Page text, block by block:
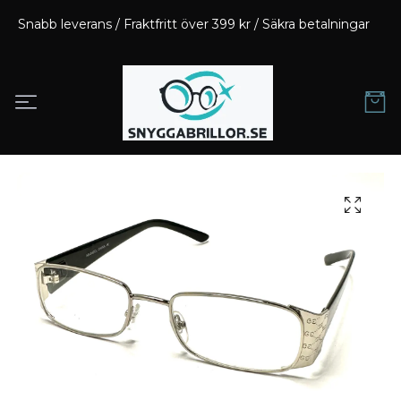
Snabb leverans / Fraktfritt över 399 kr / Säkra betalningar